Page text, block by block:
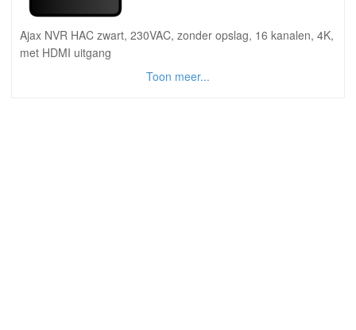
Ajax NVR HAC zwart, 230VAC, zonder opslag, 16 kanalen, 4K,
met HDMI uitgang
Toon meer...